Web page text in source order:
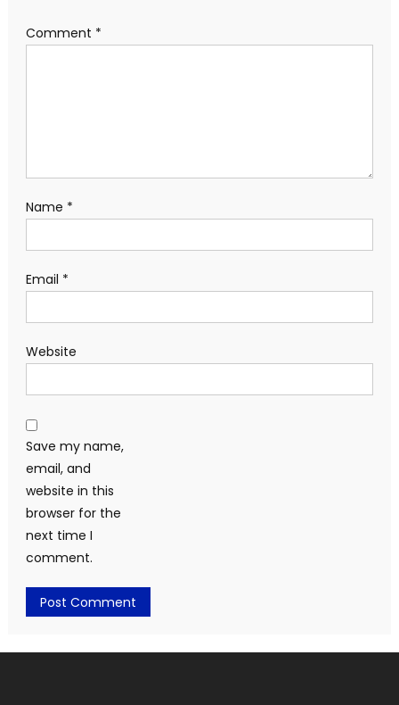
Comment *
Name *
Email *
Website
Save my name,
email, and
website in this
browser for the
next time I
comment.